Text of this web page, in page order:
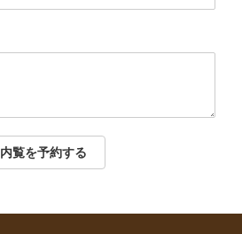
内覧を予約する